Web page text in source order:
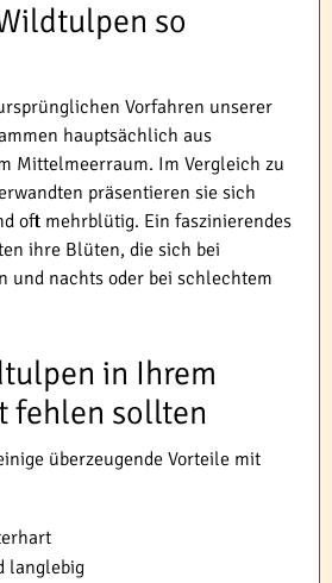
so
Vorfahren unserer
hauptsächlich aus
Mittelmeerraum. Im Vergleich zu
präsentieren sie sich
oft mehrblütig. Ein faszinierendes
ihre Blüten, die sich bei
und nachts oder bei schlechtem
in Ihrem
fehlen sollten
überzeugende Vorteile mit
langlebig